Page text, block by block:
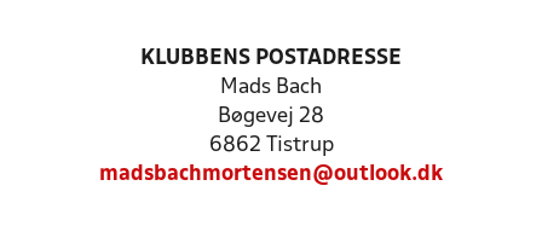
KLUBBENS POSTADRESSE
Mads Bach
Bøgevej 28
6862 Tistrup
madsbachmortensen@outlook.dk